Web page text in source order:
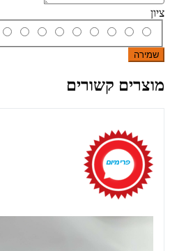
ציון
שמירה
מוצרים קשורים